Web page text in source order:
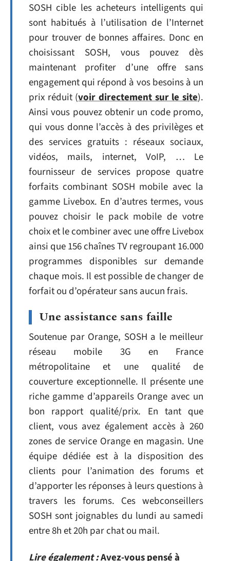
SOSH cible les acheteurs intelligents qui
sont habitués à l’utilisation de l’Internet
pour trouver de bonnes affaires. Donc en
choisissant SOSH, vous pouvez dès
maintenant profiter d’une offre sans
engagement qui répond à vos besoins à un
prix réduit (voir directement sur le site).
Ainsi vous pouvez obtenir un code promo,
qui vous donne l’accès à des privilèges et
des services gratuits : réseaux sociaux,
vidéos, mails, internet, VoIP, … Le
fournisseur de services propose quatre
forfaits combinant SOSH mobile avec la
gamme Livebox. En d’autres termes, vous
pouvez choisir le pack mobile de votre
choix et le combiner avec une offre Livebox
ainsi que 156 chaînes TV regroupant 16.000
programmes disponibles sur demande
chaque mois. Il est possible de changer de
forfait ou d’opérateur sans aucun frais.
Une assistance sans faille
Soutenue par Orange, SOSH a le meilleur
réseau mobile 3G en France
métropolitaine et une qualité de
couverture exceptionnelle. Il présente une
riche gamme d’appareils Orange avec un
bon rapport qualité/prix. En tant que
client, vous avez également accès à 260
zones de service Orange en magasin. Une
équipe dédiée est à la disposition des
clients pour l’animation des forums et
d’apporter les réponses à leurs questions à
travers les forums. Ces webconseillers
SOSH sont joignables du lundi au samedi
entre 8h et 20h par chat ou mail.
Lire également :Avez-vous pensé à